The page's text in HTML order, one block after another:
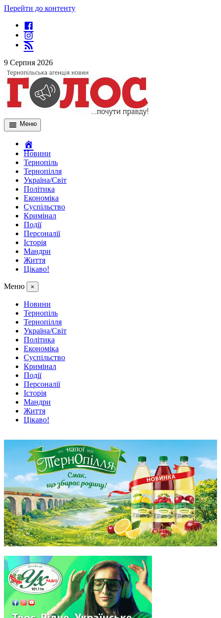
Перейти до контенту
9 Серпня 2026
Меню
Новини
Тернопіль
Тернопілля
Україна/Світ
Політика
Економіка
Суспільство
Кримінал
Події
Персоналії
Історія
Мандри
Життя
Цікаво!
Меню ×
Новини
Тернопіль
Тернопілля
Україна/Світ
Політика
Економіка
Суспільство
Кримінал
Події
Персоналії
Історія
Мандри
Життя
Цікаво!